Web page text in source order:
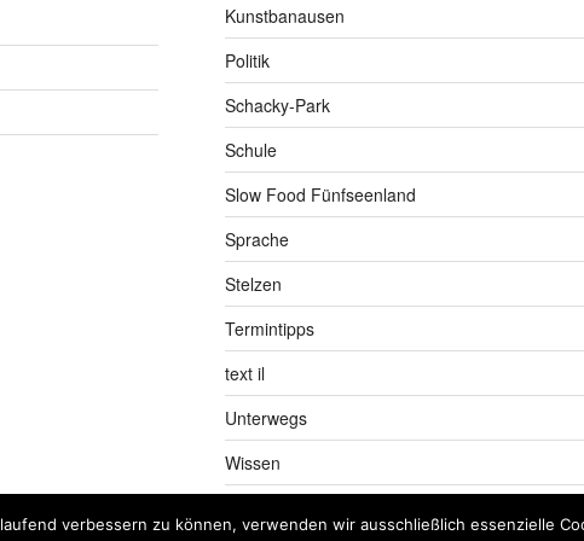
Kunstbanausen
Politik
Schacky-Park
Schule
Slow Food Fünfseenland
Sprache
Stelzen
Termintipps
text il
Unterwegs
Wissen
verbessern zu können, verwenden wir ausschließlich essenzielle